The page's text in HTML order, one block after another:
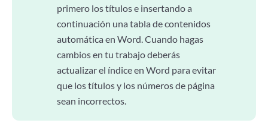
primero los títulos e insertando a
continuación una tabla de contenidos
automática en Word. Cuando hagas
cambios en tu trabajo deberás
actualizar el índice en Word para evitar
que los títulos y los números de página
sean incorrectos.